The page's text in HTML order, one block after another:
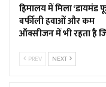
हिमालय में मिला ‘डायमंड
बर्फीली हवाओं और कम
ऑक्सीजन में भी रहता है
PREV NEXT